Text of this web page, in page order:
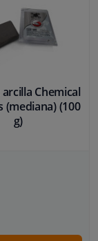
Chemical
(mediana) (100
g)